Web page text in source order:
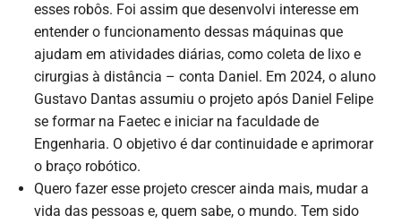
esses robôs. Foi assim que desenvolvi interesse em
entender o funcionamento dessas máquinas que
ajudam em atividades diárias, como coleta de lixo e
cirurgias à distância – conta Daniel. Em 2024, o aluno
Gustavo Dantas assumiu o projeto após Daniel Felipe
se formar na Faetec e iniciar na faculdade de
Engenharia. O objetivo é dar continuidade e aprimorar
o braço robótico.
Quero fazer esse projeto crescer ainda mais, mudar a
vida das pessoas e, quem sabe, o mundo. Tem sido